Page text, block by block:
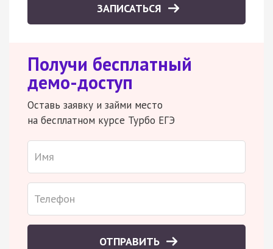
ЗАПИСАТЬСЯ
Получи бесплатный
демо-доступ
Оставь заявку и займи место
на бесплатном курсе Турбо ЕГЭ
ОТПРАВИТЬ